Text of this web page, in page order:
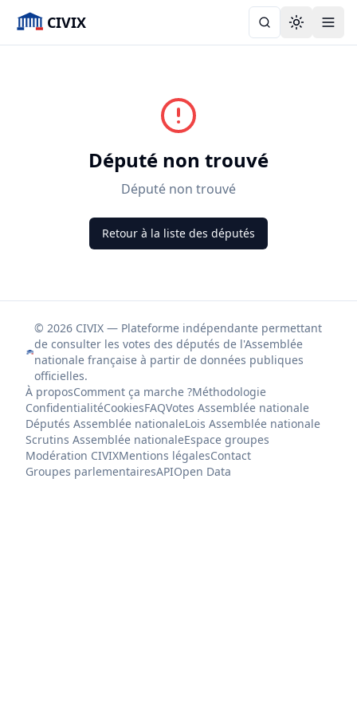
CIVIX Toggle
Député non trouvé
Député non trouvé
Retour à la liste des députés
© 2026 CIVIX — Plateforme indépendante permettant
de consulter les votes des députés de l'Assemblée
nationale française à partir de données publiques
officielles.
À proposComment ça marche ?Méthodologie
ConfidentialitéCookiesFAQVotes Assemblée nationale
Députés Assemblée nationaleLois Assemblée nationale
Scrutins Assemblée nationaleEspace groupes
Modération CIVIXMentions légalesContact
Groupes parlementairesAPIOpen Data